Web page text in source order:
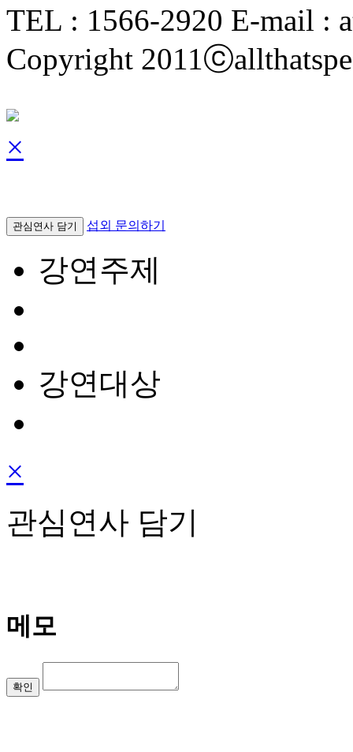
TEL : 1566-2920 E-mail :
Copyright
×
관심연사 담기 섭외 문의하기
강연주제
강연대상
×
관심연사 담기
메모
확인